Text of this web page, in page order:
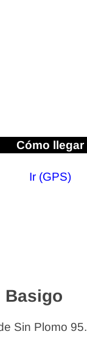
Cómo llegar
Ir (GPS)
Basigo
Sin Plomo 95.